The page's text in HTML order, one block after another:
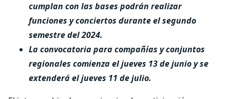
cumplan con las bases podrán realizar
funciones y conciertos durante el segundo
semestre del 2024.
La convocatoria para compañías y conjuntos
regionales comienza el jueves 13 de junio y se
extenderá el jueves 11 de julio.